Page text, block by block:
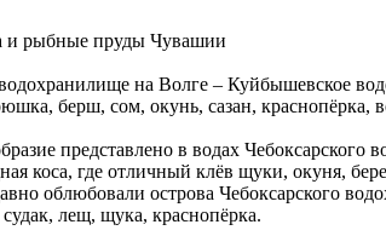
и рыбные пруды Чувашии
на Волге – Куйбышевское
берш, сом, окунь, сазан, краснопёрка,
представлено в водах Чебоксарского
коса, где отличный клёв щуки, окуня,
облюбовали острова Чебоксарского
лещ, щука, краснопёрка.